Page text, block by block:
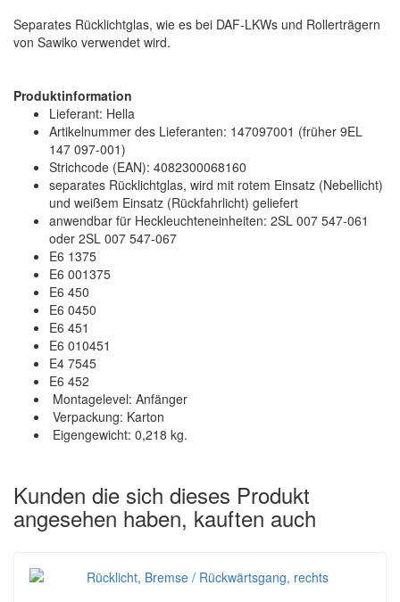
Separates Rücklichtglas, wie es bei DAF-LKWs und Rollerträgern
von Sawiko verwendet wird.
Produktinformation
Lieferant: Hella
Artikelnummer des Lieferanten: 147097001 (früher 9EL
147 097-001)
Strichcode (EAN): 4082300068160
separates Rücklichtglas, wird mit rotem Einsatz (Nebellicht)
und weißem Einsatz (Rückfahrlicht) geliefert
anwendbar für Heckleuchteneinheiten: 2SL 007 547-061
oder 2SL 007 547-067
E6 1375
E6 001375
E6 450
E6 0450
E6 451
E6 010451
E4 7545
E6 452
Montagelevel: Anfänger
Verpackung: Karton
Eigengewicht: 0,218 kg.
Kunden die sich dieses Produkt
angesehen haben, kauften auch